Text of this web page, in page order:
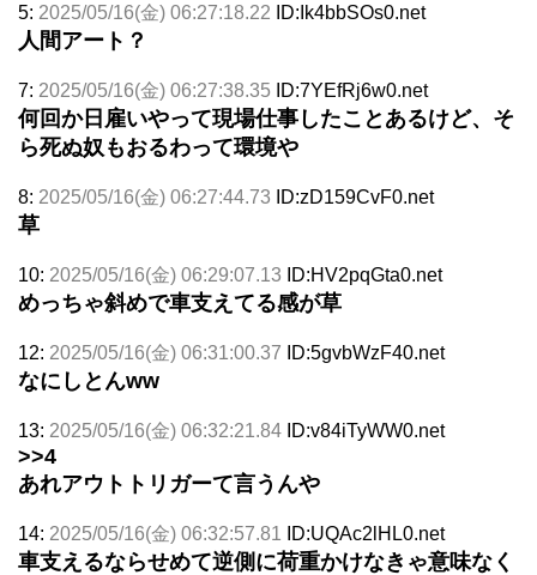
5: 2025/05/16(金) 06:27:18.22 ID:Ik4bbSOs0.net
人間アート？
7: 2025/05/16(金) 06:27:38.35 ID:7YEfRj6w0.net
何回か日雇いやって現場仕事したことあるけど、そ
ら死ぬ奴もおるわって環境や
8: 2025/05/16(金) 06:27:44.73 ID:zD159CvF0.net
草
10: 2025/05/16(金) 06:29:07.13 ID:HV2pqGta0.net
めっちゃ斜めで車支えてる感が草
12: 2025/05/16(金) 06:31:00.37 ID:5gvbWzF40.net
なにしとんww
13: 2025/05/16(金) 06:32:21.84 ID:v84iTyWW0.net
>>4
あれアウトトリガーて言うんや
14: 2025/05/16(金) 06:32:57.81 ID:UQAc2lHL0.net
車支えるならせめて逆側に荷重かけなきゃ意味なく